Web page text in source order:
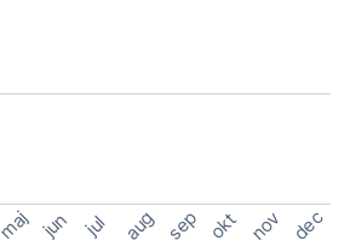
maj jun jul aug sep okt nov dec